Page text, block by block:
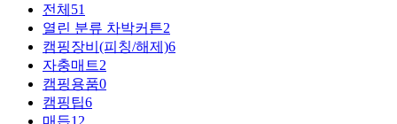
전체 51
열린 분류 차박커튼2
캠핑장비(피칭/해제)6
자충매트2
캠핑용품0
캠핑팁6
매듭12